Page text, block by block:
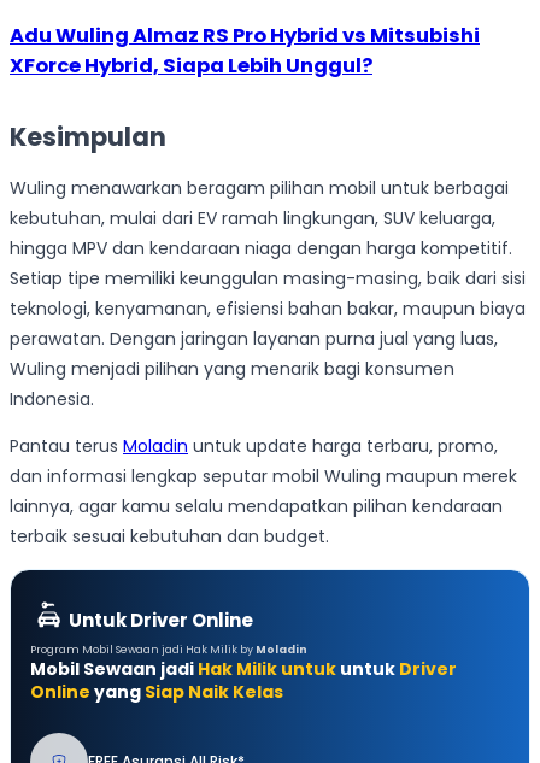
Adu Wuling Almaz RS Pro Hybrid vs Mitsubishi
XForce Hybrid, Siapa Lebih Unggul?
Kesimpulan
Wuling menawarkan beragam pilihan mobil untuk berbagai
kebutuhan, mulai dari EV ramah lingkungan, SUV keluarga,
hingga MPV dan kendaraan niaga dengan harga kompetitif.
Setiap tipe memiliki keunggulan masing-masing, baik dari sisi
teknologi, kenyamanan, efisiensi bahan bakar, maupun biaya
perawatan. Dengan jaringan layanan purna jual yang luas,
Wuling menjadi pilihan yang menarik bagi konsumen
Indonesia.
Pantau terus Moladin untuk update harga terbaru, promo,
dan informasi lengkap seputar mobil Wuling maupun merek
lainnya, agar kamu selalu mendapatkan pilihan kendaraan
terbaik sesuai kebutuhan dan budget.
Untuk Driver Online
Program Mobil Sewaan jadi Hak Milik by Moladin
Mobil Sewaan jadi Hak Milik untuk untuk Driver
Online yang Siap Naik Kelas